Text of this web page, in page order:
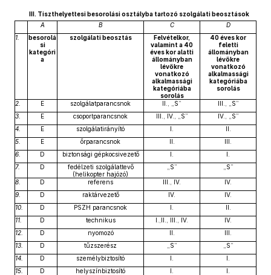
III. Tiszthelyettesi besorolási osztályba tartozó szolgálati beosztások
A
B C
D
1.
besorolá
si
kategóri
a
szolgálati beosztás
Felvételkor,
valamint a 40
éves kor alatti
állományban
lévőkre
vonatkozó
alkalmassági
kategóriába
sorolás
40 éves kor
feletti
állományban
lévőkre
vonatkozó
alkalmassági
kategóriába
sorolás
2. E szolgálatparancsnok II., „S”
III., „S”
3.
E csoportparancsnok III., IV., „S”
IV., „S”
4.
E szolgálatirányító I.
II.
5.
E őrparancsnok II.
III.
6.
D biztonsági gépkocsivezető I.
I.
7.
D
fedélzeti szolgálattevő
(helikopter hajózó)
„S” „S”
8. D referens III., IV.
IV.
9.
D raktárvezető IV.
IV.
10.
D PSZH parancsnok I.
II.
11.
D technikus I.,II., III., IV.
IV.
12.
D nyomozó II.
III.
13.
D tűzszerész „S”
„S”
14.
D személybiztosító I.
I.
15.
D helyszínbiztosító I.
I.